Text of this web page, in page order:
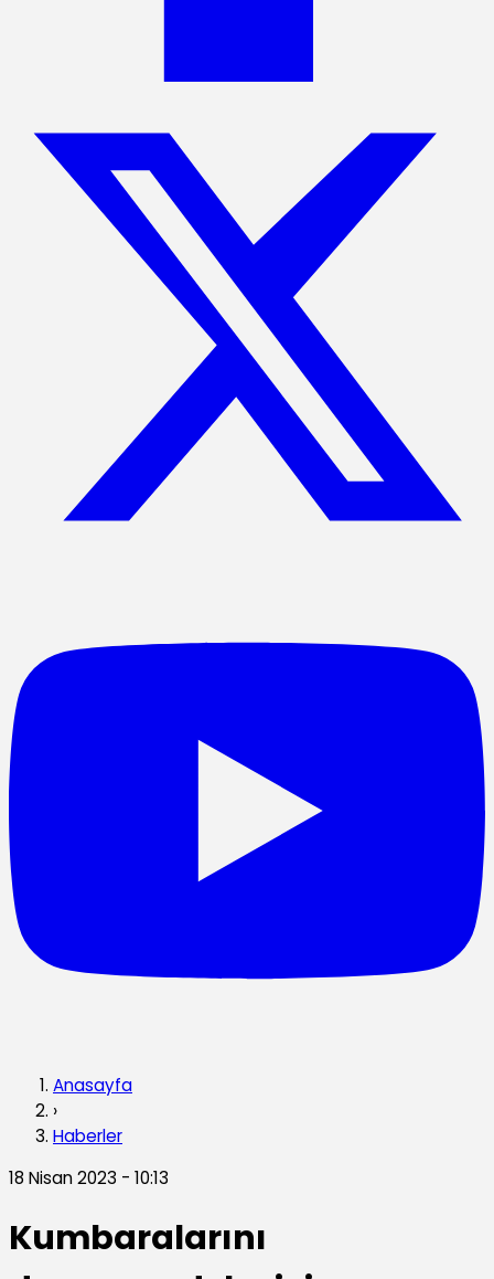
Anasayfa
›
Haberler
18 Nisan 2023 - 10:13
Kumbaralarını